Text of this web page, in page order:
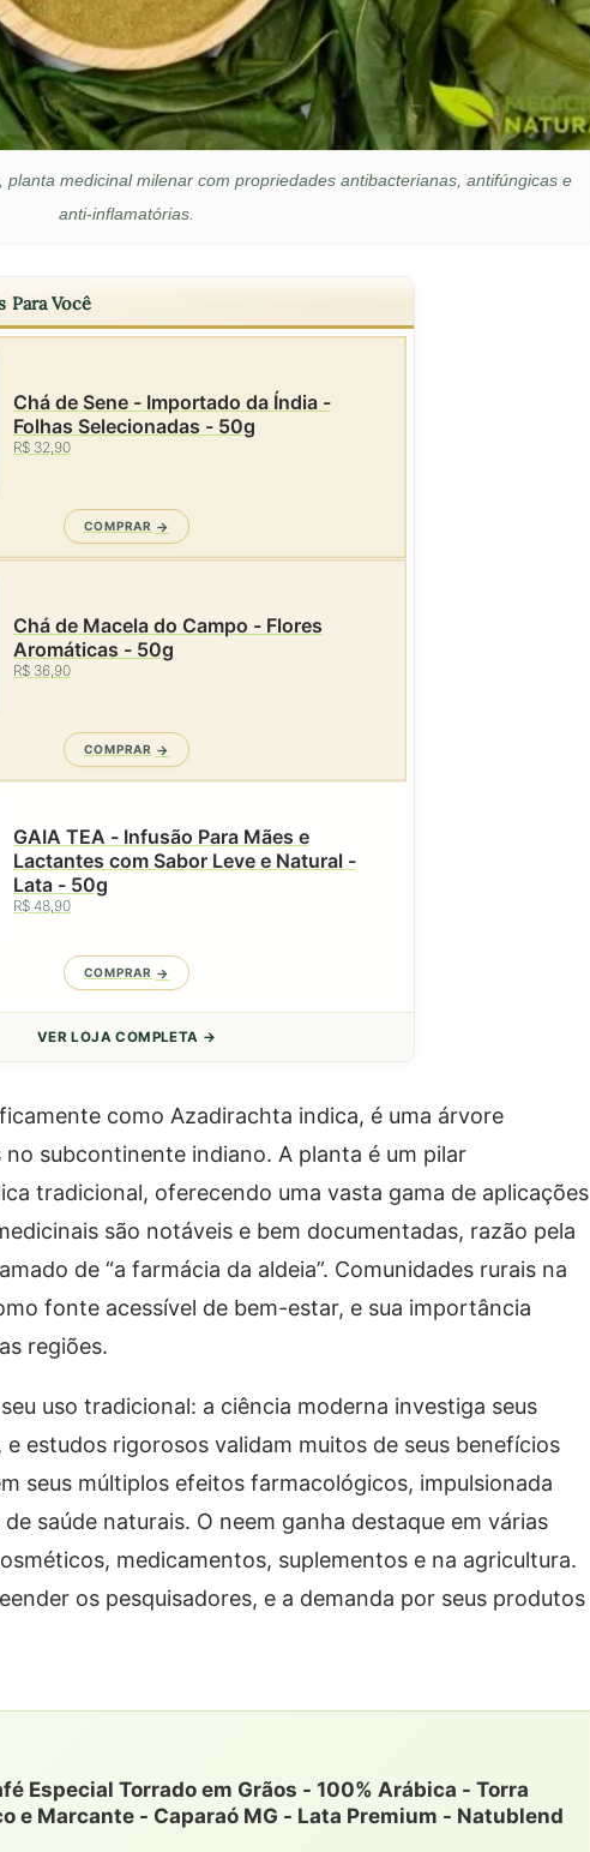
medicinal milenar com propriedades antibacterianas, antifúngicas e
anti-inflamatórias.
Para Você
Chá de Sene - Importado da Índia -
Folhas Selecionadas - 50g
R$ 32,90
COMPRAR
Chá de Macela do Campo - Flores
Aromáticas - 50g
R$ 36,90
COMPRAR
GAIA TEA - Infusão Para Mães e
Lactantes com Sabor Leve e Natural -
Lata - 50g
R$ 48,90
COMPRAR
VER LOJA COMPLETA →
como Azadirachta indica, é uma árvore
subcontinente indiano. A planta é um pilar
tradicional, oferecendo uma vasta gama de aplicações
são notáveis e bem documentadas, razão pela
de “a farmácia da aldeia”. Comunidades rurais na
fonte acessível de bem-estar, e sua importância
regiões.
uso tradicional: a ciência moderna investiga seus
estudos rigorosos validam muitos de seus benefícios
seus múltiplos efeitos farmacológicos, impulsionada
saúde naturais. O neem ganha destaque em várias
medicamentos, suplementos e na agricultura.
os pesquisadores, e a demanda por seus produtos
Especial Torrado em Grãos - 100% Arábica - Torra
e Marcante - Caparaó MG - Lata Premium - Natublend